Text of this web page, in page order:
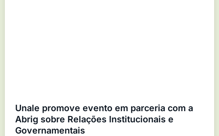
Unale promove evento em parceria com a
Abrig sobre Relações Institucionais e
Governamentais